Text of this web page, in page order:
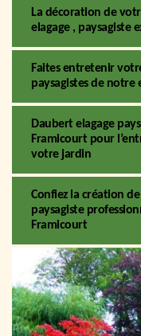
La décoration de
elagage , paysagiste
Faites entretenir
paysagistes de notre
Daubert elagage
Framicourt pour
votre jardin
Confiez la création
paysagiste
Framicourt